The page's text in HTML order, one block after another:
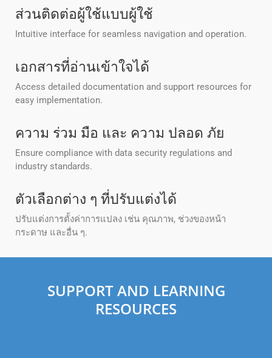
ส่วนติดต่อผู้ใช้แบบผู้ใช้
Intuitive interface for seamless navigation and operation.
เอกสารที่อ่านเข้าใจได้
Access detailed documentation and support resources for
easy implementation.
ความ ร่วม มือ และ ความ ปลอด ภัย
Ensure compliance with data security regulations and
industry standards.
ตัวเลือกต่าง ๆ ที่ปรับแต่งได้
ปรับแต่งการตั้งค่าการแปลง เช่น คุณภาพ, ช่วงของหน้า
กระดาษ และอื่น ๆ.
SUPPORT AND LEARNING
RESOURCES